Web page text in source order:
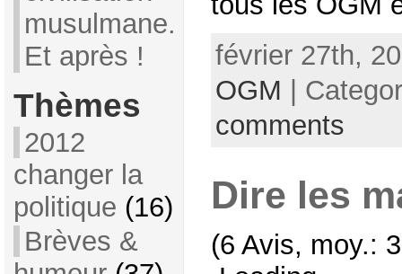
musulmane.
Et après !
Thèmes
2012
changer la
politique (16)
Brèves &
février 27th,
OGM |
comments
Dire les
(6 Avis, moy.: